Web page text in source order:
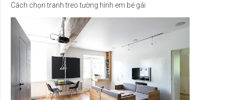
Cách chọn tranh treo tường hình em bé gái